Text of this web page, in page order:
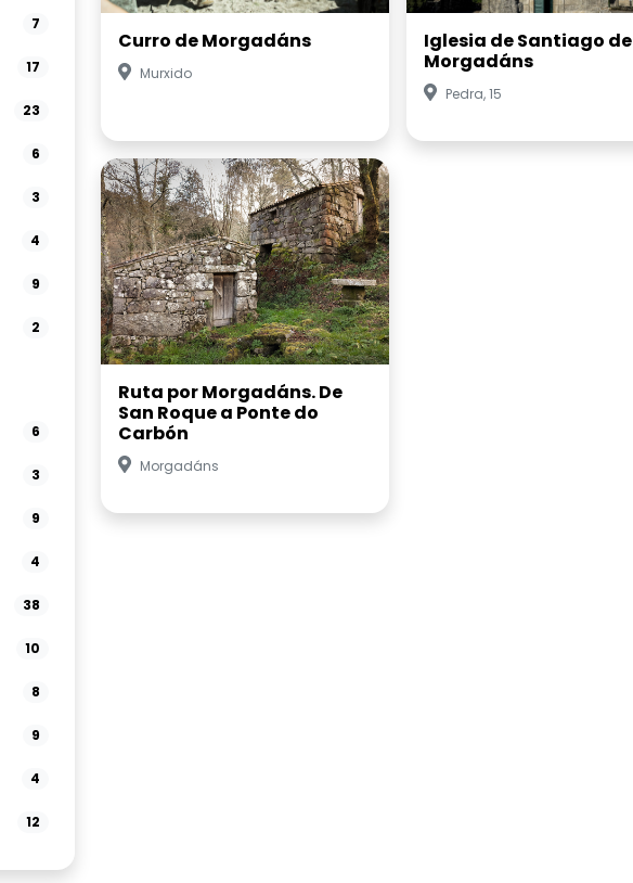
7
17
23
6
3
4
9
2
6
3
9
4
38
10
8
9
4
12
Curro de Morgadáns
Murxido
Iglesia de Santiago de
Morgadáns
Pedra, 15
Ruta por Morgadáns. De
San Roque a Ponte do
Carbón
Morgadáns